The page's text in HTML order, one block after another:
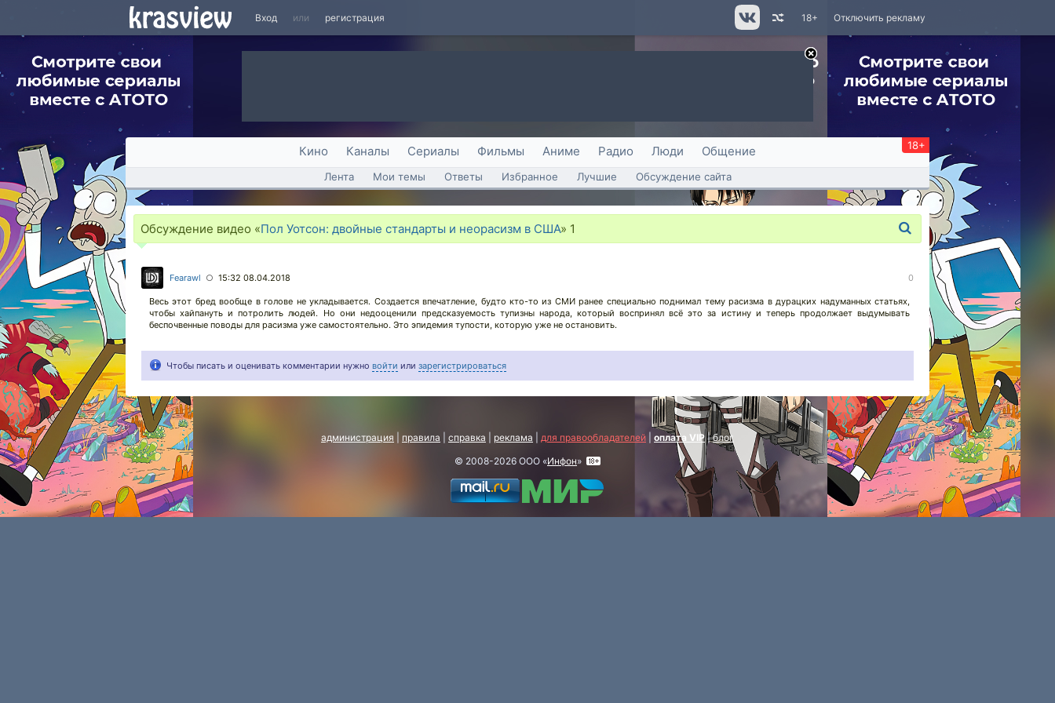
Вход или регистрация Отключить рекламу
18+
Кино Каналы Сериалы Фильмы Аниме Радио Люди Общение 18+
Лента Мои темы Ответы Избранное Лучшие Обсуждение сайта
Обсуждение видео «Пол Уотсон: двойные стандарты и неорасизм в США» 1
Fearawl ○ 15:32 08.04.2018 0
Весь этот бред вообще в голове не укладывается. Создается впечатление, будто кто-то из СМИ ранее специально поднимал тему расизма в дурацких надуманных статьях,
чтобы хайпануть и потролить людей. Но они недооценили предсказуемость тупизны народа, который воспринял всё это за истину и теперь продолжает выдумывать
беспочвенные поводы для расизма уже самостоятельно. Это эпидемия тупости, которую уже не остановить.
Чтобы писать и оценивать комментарии нужно войти или зарегистрироваться
администрация правила справка реклама для правообладателей оплата VIP|блог
© 2008-2026 ООО «Инфон»